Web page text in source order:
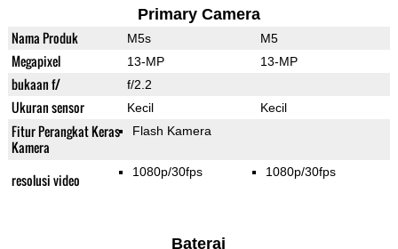
Primary Camera
Nama Produk M5s M5
Megapixel 13-MP 13-MP
bukaan f/ f/2.2
Ukuran sensor Kecil Kecil
Fitur Perangkat Keras
Kamera
Flash Kamera
resolusi video 1080p/30fps 1080p/30fps
Baterai